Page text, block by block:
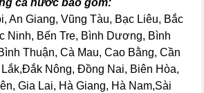
cả nước bao gồm:
An Giang, Vũng Tàu, Bạc Liêu, Bắc
Ninh, Bến Tre, Bình Dương, Bình
Thuận, Cà Mau, Cao Bằng, Cần
Nông, Đồng Nai, Biên Hòa,
Gia Lai, Hà Giang, Hà Nam,Sài